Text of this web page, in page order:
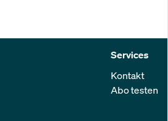
Services
Kontakt
Abo testen